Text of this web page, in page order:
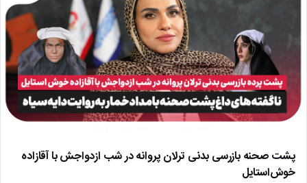
پشت صحنه بازرسی بدنی ترلان پروانه در شب ازدواجش با آقازاده
خوش‌استایل